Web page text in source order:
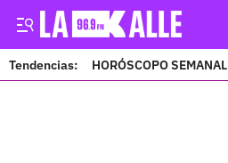
Tendencias: HORÓSCOPO SEMANAL